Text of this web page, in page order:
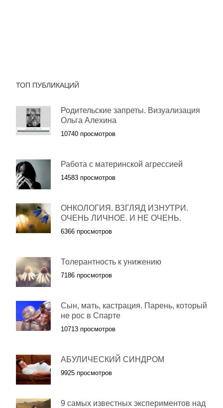
ТОП ПУБЛИКАЦИЙ
Родительские запреты. Визуализация
Ольга Алехина
10740 просмотров
Работа с материнской агрессией
14583 просмотров
ОНКОЛОГИЯ. ВЗГЛЯД ИЗНУТРИ.
ОЧЕНЬ ЛИЧНОЕ. И НЕ ОЧЕНЬ.
6366 просмотров
Толерантность к унижению
7186 просмотров
Сын, мать, кастрация. Парень, который
не рос в Спарте
10713 просмотров
АБУЛИЧЕСКИЙ СИНДРОМ
9925 просмотров
9 самых известных экспериментов над